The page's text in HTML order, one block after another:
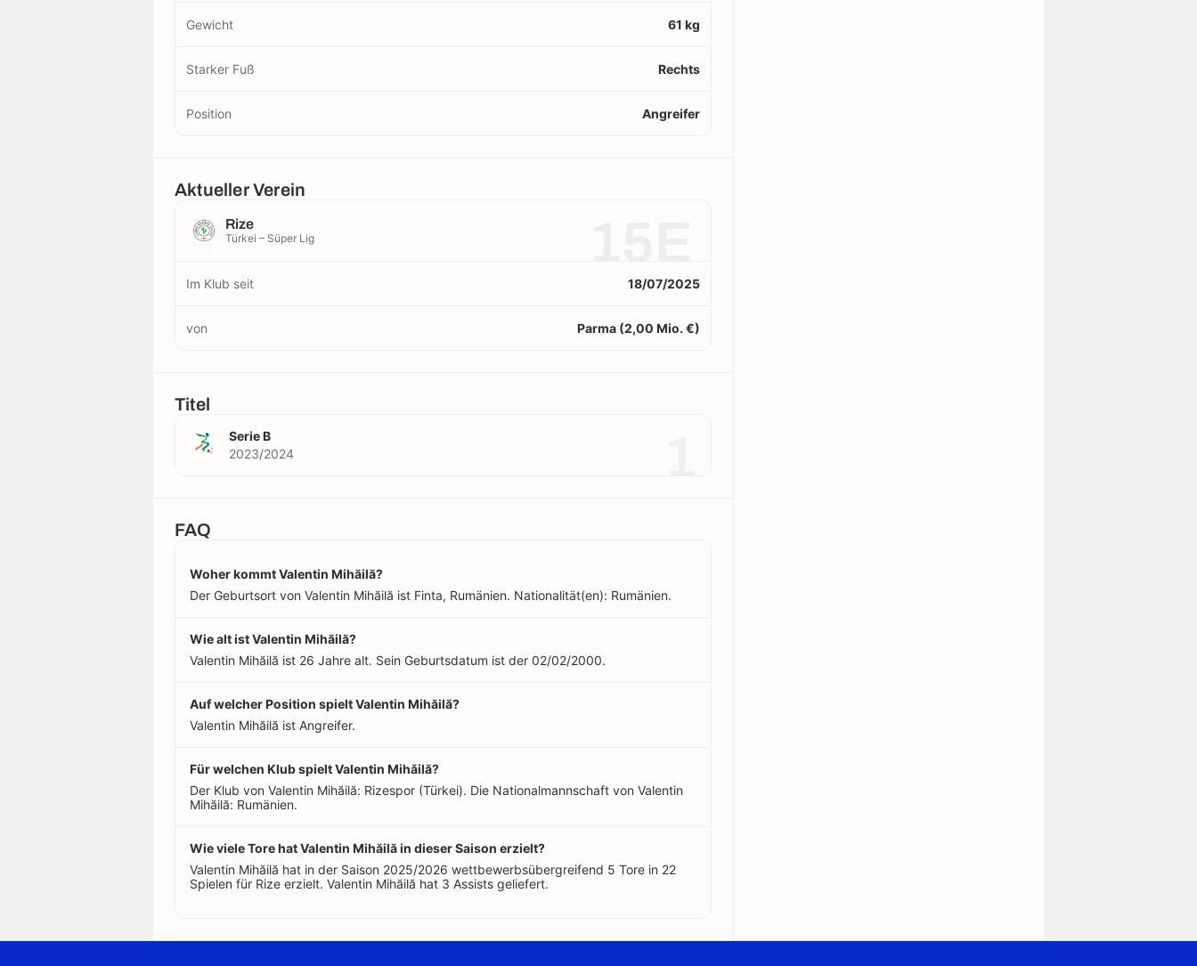
Gewicht 61 kg
Starker Fuß Rechts
Position Angreifer
Aktueller Verein
Rize
Türkei – Süper Lig
Im Klub seit 18/07/2025
von Parma (2,00 Mio. €)
Titel
Serie B
2023/2024
FAQ
Woher kommt Valentin Mihăilă?
Der Geburtsort von Valentin Mihăilă ist Finta, Rumänien. Nationalität(en): Rumänien.
Wie alt ist Valentin Mihăilă?
Valentin Mihăilă ist 26 Jahre alt. Sein Geburtsdatum ist der 02/02/2000.
Auf welcher Position spielt Valentin Mihăilă?
Valentin Mihăilă ist Angreifer.
Für welchen Klub spielt Valentin Mihăilă?
Der Klub von Valentin Mihăilă: Rizespor (Türkei). Die Nationalmannschaft von Valentin
Mihăilă: Rumänien.
Wie viele Tore hat Valentin Mihăilă in dieser Saison erzielt?
Valentin Mihăilă hat in der Saison 2025/2026 wettbewerbsübergreifend 5 Tore in 22
Spielen für Rize erzielt. Valentin Mihăilă hat 3 Assists geliefert.